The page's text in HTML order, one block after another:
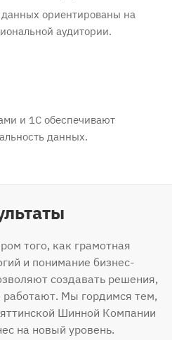
ориентированы на
аудитории.
и 1С обеспечивают
данных.
того, как грамотная
и понимание бизнес-
создавать решения,
работают. Мы гордимся тем,
Шинной Компании
на новый уровень.